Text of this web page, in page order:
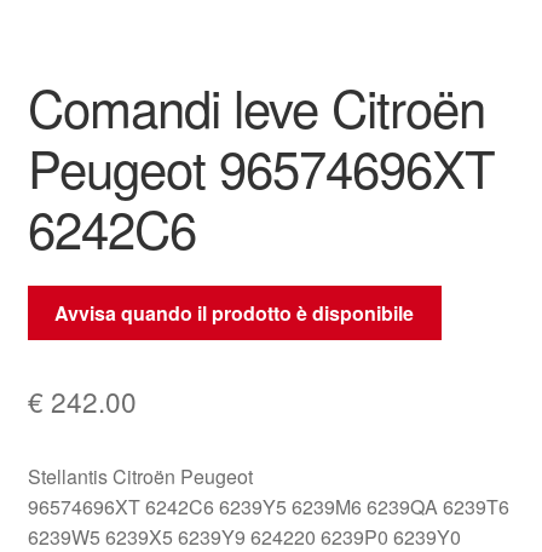
Comandi leve Citroën
Peugeot 96574696XT
6242C6
Avvisa quando il prodotto è disponibile
€ 242.00
Stellantis Citroën Peugeot
96574696XT 6242C6 6239Y5 6239M6 6239QA 6239T6
6239W5 6239X5 6239Y9 624220 6239P0 6239Y0